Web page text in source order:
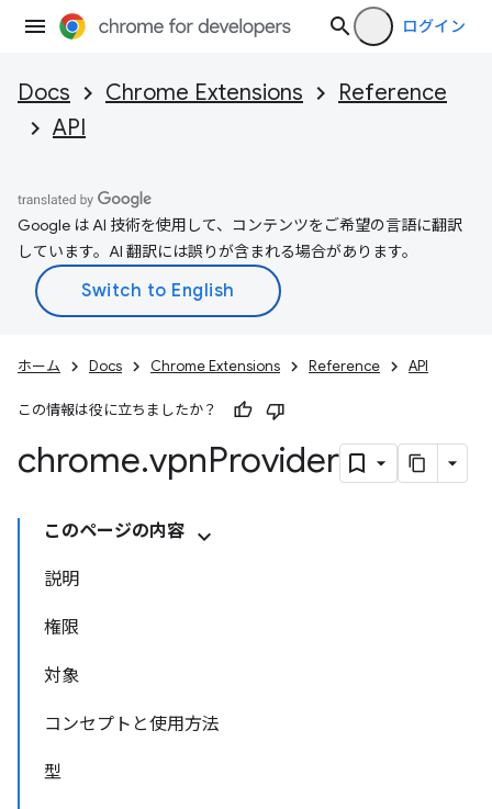
ログイン
Docs Chrome Extensions
Reference
API
Google は AI 技術を使用して、コンテンツをご希望の言語に翻訳
しています。AI 翻訳には誤りが含まれる場合があります。
ホーム Docs Chrome Extensions Reference API
この情報は役に立ちましたか？
chrome.vpnProvider
このページの内容
説明
権限
対象
コンセプトと使用方法
型